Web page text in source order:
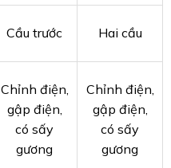
Cầu trước Hai cầu
Chỉnh điện,
gập điện,
có sấy
gương
Chỉnh điện,
gập điện,
có sấy
gương